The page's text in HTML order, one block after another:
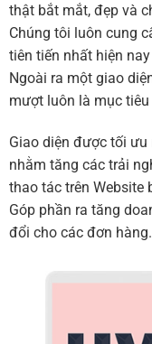
thật bắt mắt, đẹp và
Chúng tôi luôn cung
tiên tiến nhất hiện
Ngoài ra một giao
mượt luôn là mục tiêu
Giao diện được tối ưu
nhằm tăng các trải
thao tác trên Website
Góp phần ra tăng
đổi cho các đơn hàng.